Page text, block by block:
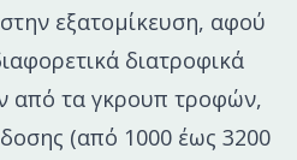
εξατομίκευση, αφού
διατροφικά
από τα γκρουπ τροφών,
(από 1000 έως 3200